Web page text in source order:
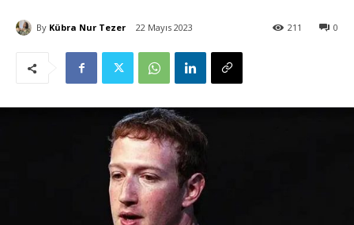
By Kübra Nur Tezer 22 Mayıs 2023 0
211